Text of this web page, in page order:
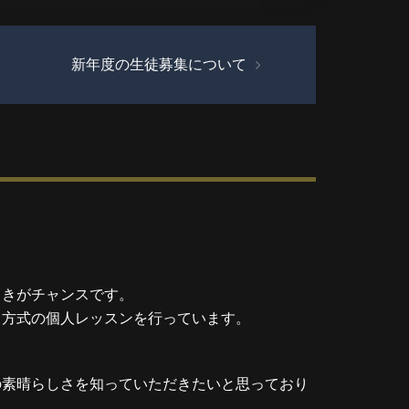
新年度の生徒募集について
がチャンスです。
式の個人レッスンを行っています。
晴らしさを知っていただきたいと思っており